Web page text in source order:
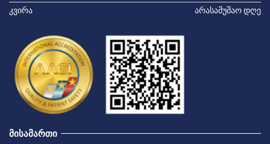
კვირა
არასამუშაო დღე
ᲛᲘᲡᲐᲛᲐᲠᲗᲘ